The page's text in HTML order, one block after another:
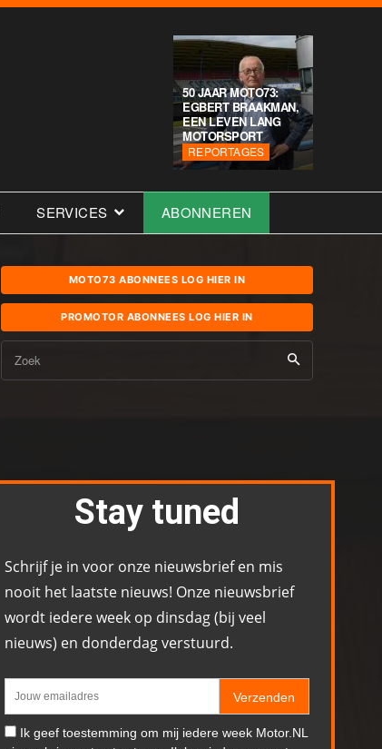
50 JAAR MOTO73:
EGBERT BRAAKMAN,
EEN LEVEN LANG
MOTORSPORT
REPORTAGES
SERVICES ABONNEREN
MOTO73 ABONNEES LOG HIER IN
PROMOTOR ABONNEES LOG HIER IN
Zoek
Stay tuned
Schrijf je in voor onze nieuwsbrief en mis
nooit het laatste nieuws! Onze nieuwsbrief
wordt iedere week op dinsdag (bij veel
nieuws) en donderdag verstuurd.
Verzenden
Ik geef toestemming om mij iedere week Motor.NL